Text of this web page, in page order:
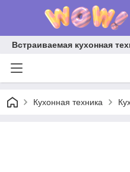
Встраиваемая кухонная
Кухонная техника